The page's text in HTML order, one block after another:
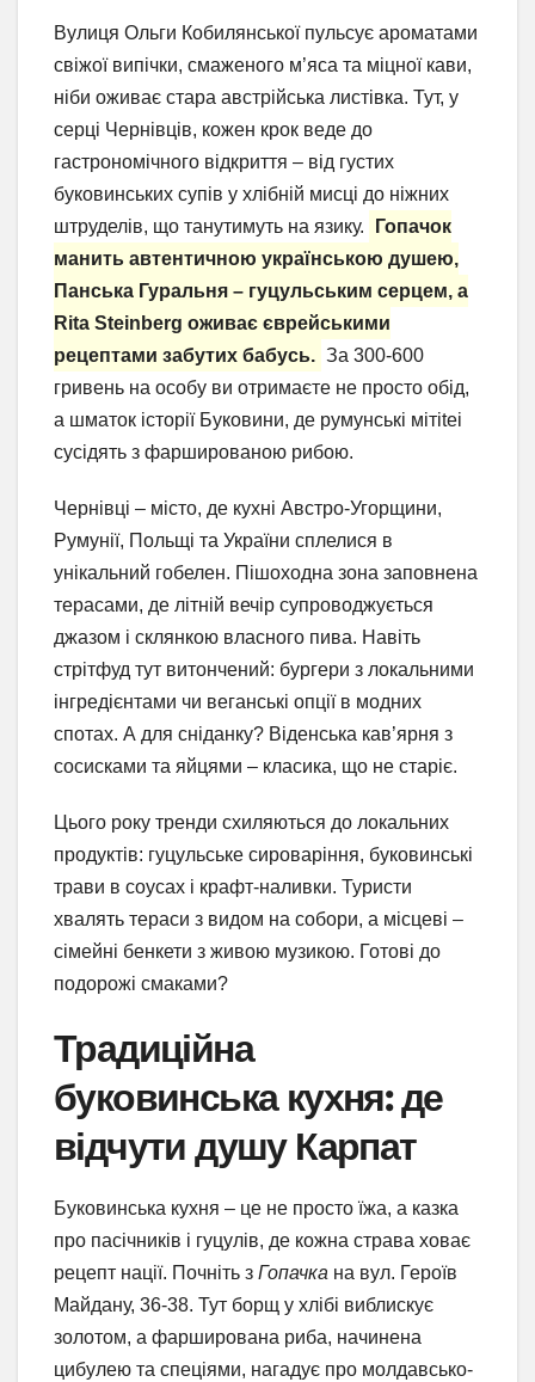
Вулиця Ольги Кобилянської пульсує ароматами
свіжої випічки, смаженого м’яса та міцної кави,
ніби оживає стара австрійська листівка. Тут, у
серці Чернівців, кожен крок веде до
гастрономічного відкриття – від густих
буковинських супів у хлібній мисці до ніжних
штруделів, що танутимуть на язику.
Гопачок
манить автентичною українською душею,
Панська Гуральня – гуцульським серцем, а
Rita Steinberg оживає єврейськими
рецептами забутих бабусь. За 300-600
гривень на особу ви отримаєте не просто обід,
а шматок історії Буковини, де румунські мітitei
сусідять з фаршированою рибою.
Чернівці – місто, де кухні Австро-Угорщини,
Румунії, Польщі та України сплелися в
унікальний гобелен. Пішоходна зона заповнена
терасами, де літній вечір супроводжується
джазом і склянкою власного пива. Навіть
стрітфуд тут витончений: бургери з локальними
інгредієнтами чи веганські опції в модних
спотах. А для сніданку? Віденська кав’ярня з
сосисками та яйцями – класика, що не старіє.
Цього року тренди схиляються до локальних
продуктів: гуцульське сироваріння, буковинські
трави в соусах і крафт-наливки. Туристи
хвалять тераси з видом на собори, а місцеві –
сімейні бенкети з живою музикою. Готові до
подорожі смаками?
Традиційна
буковинська кухня: де
відчути душу Карпат
Буковинська кухня – це не просто їжа, а казка
про пасічників і гуцулів, де кожна страва ховає
рецепт нації. Почніть з Гопачка на вул. Героїв
Майдану, 36-38. Тут борщ у хлібі виблискує
золотом, а фарширована риба, начинена
цибулею та спеціями, нагадує про молдавсько-